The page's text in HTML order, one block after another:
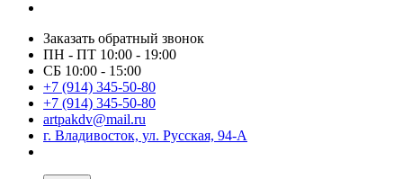
Заказать обратный звонок
ПН - ПТ 10:00 - 19:00
СБ 10:00 - 15:00
+7 (914) 345-50-80
+7 (914) 345-50-80
artpakdv@mail.ru
г. Владивосток, ул. Русская, 94-А